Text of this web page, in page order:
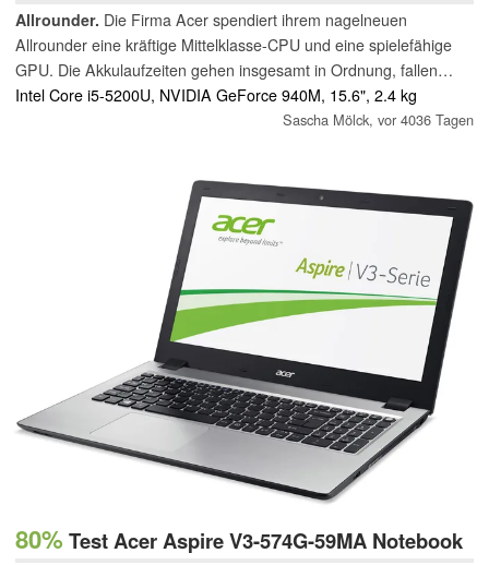
Allrounder. Die Firma Acer spendiert ihrem nagelneuen
Allrounder eine kräftige Mittelklasse-CPU und eine spielefähige
GPU. Die Akkulaufzeiten gehen insgesamt in Ordnung, fallen
beim Vorgängermodell aber besser aus.
Intel Core i5-5200U, NVIDIA GeForce 940M, 15.6", 2.4 kg
Sascha Mölck, vor 4036 Tagen
80% Test Acer Aspire V3-574G-59MA Notebook